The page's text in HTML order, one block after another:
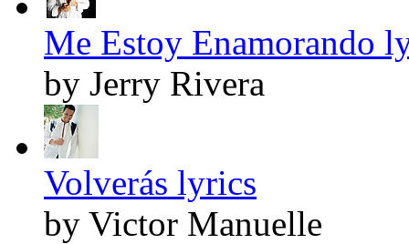
Me Estoy Enamorando
by Jerry Rivera
Volverás lyrics
by Victor Manuelle